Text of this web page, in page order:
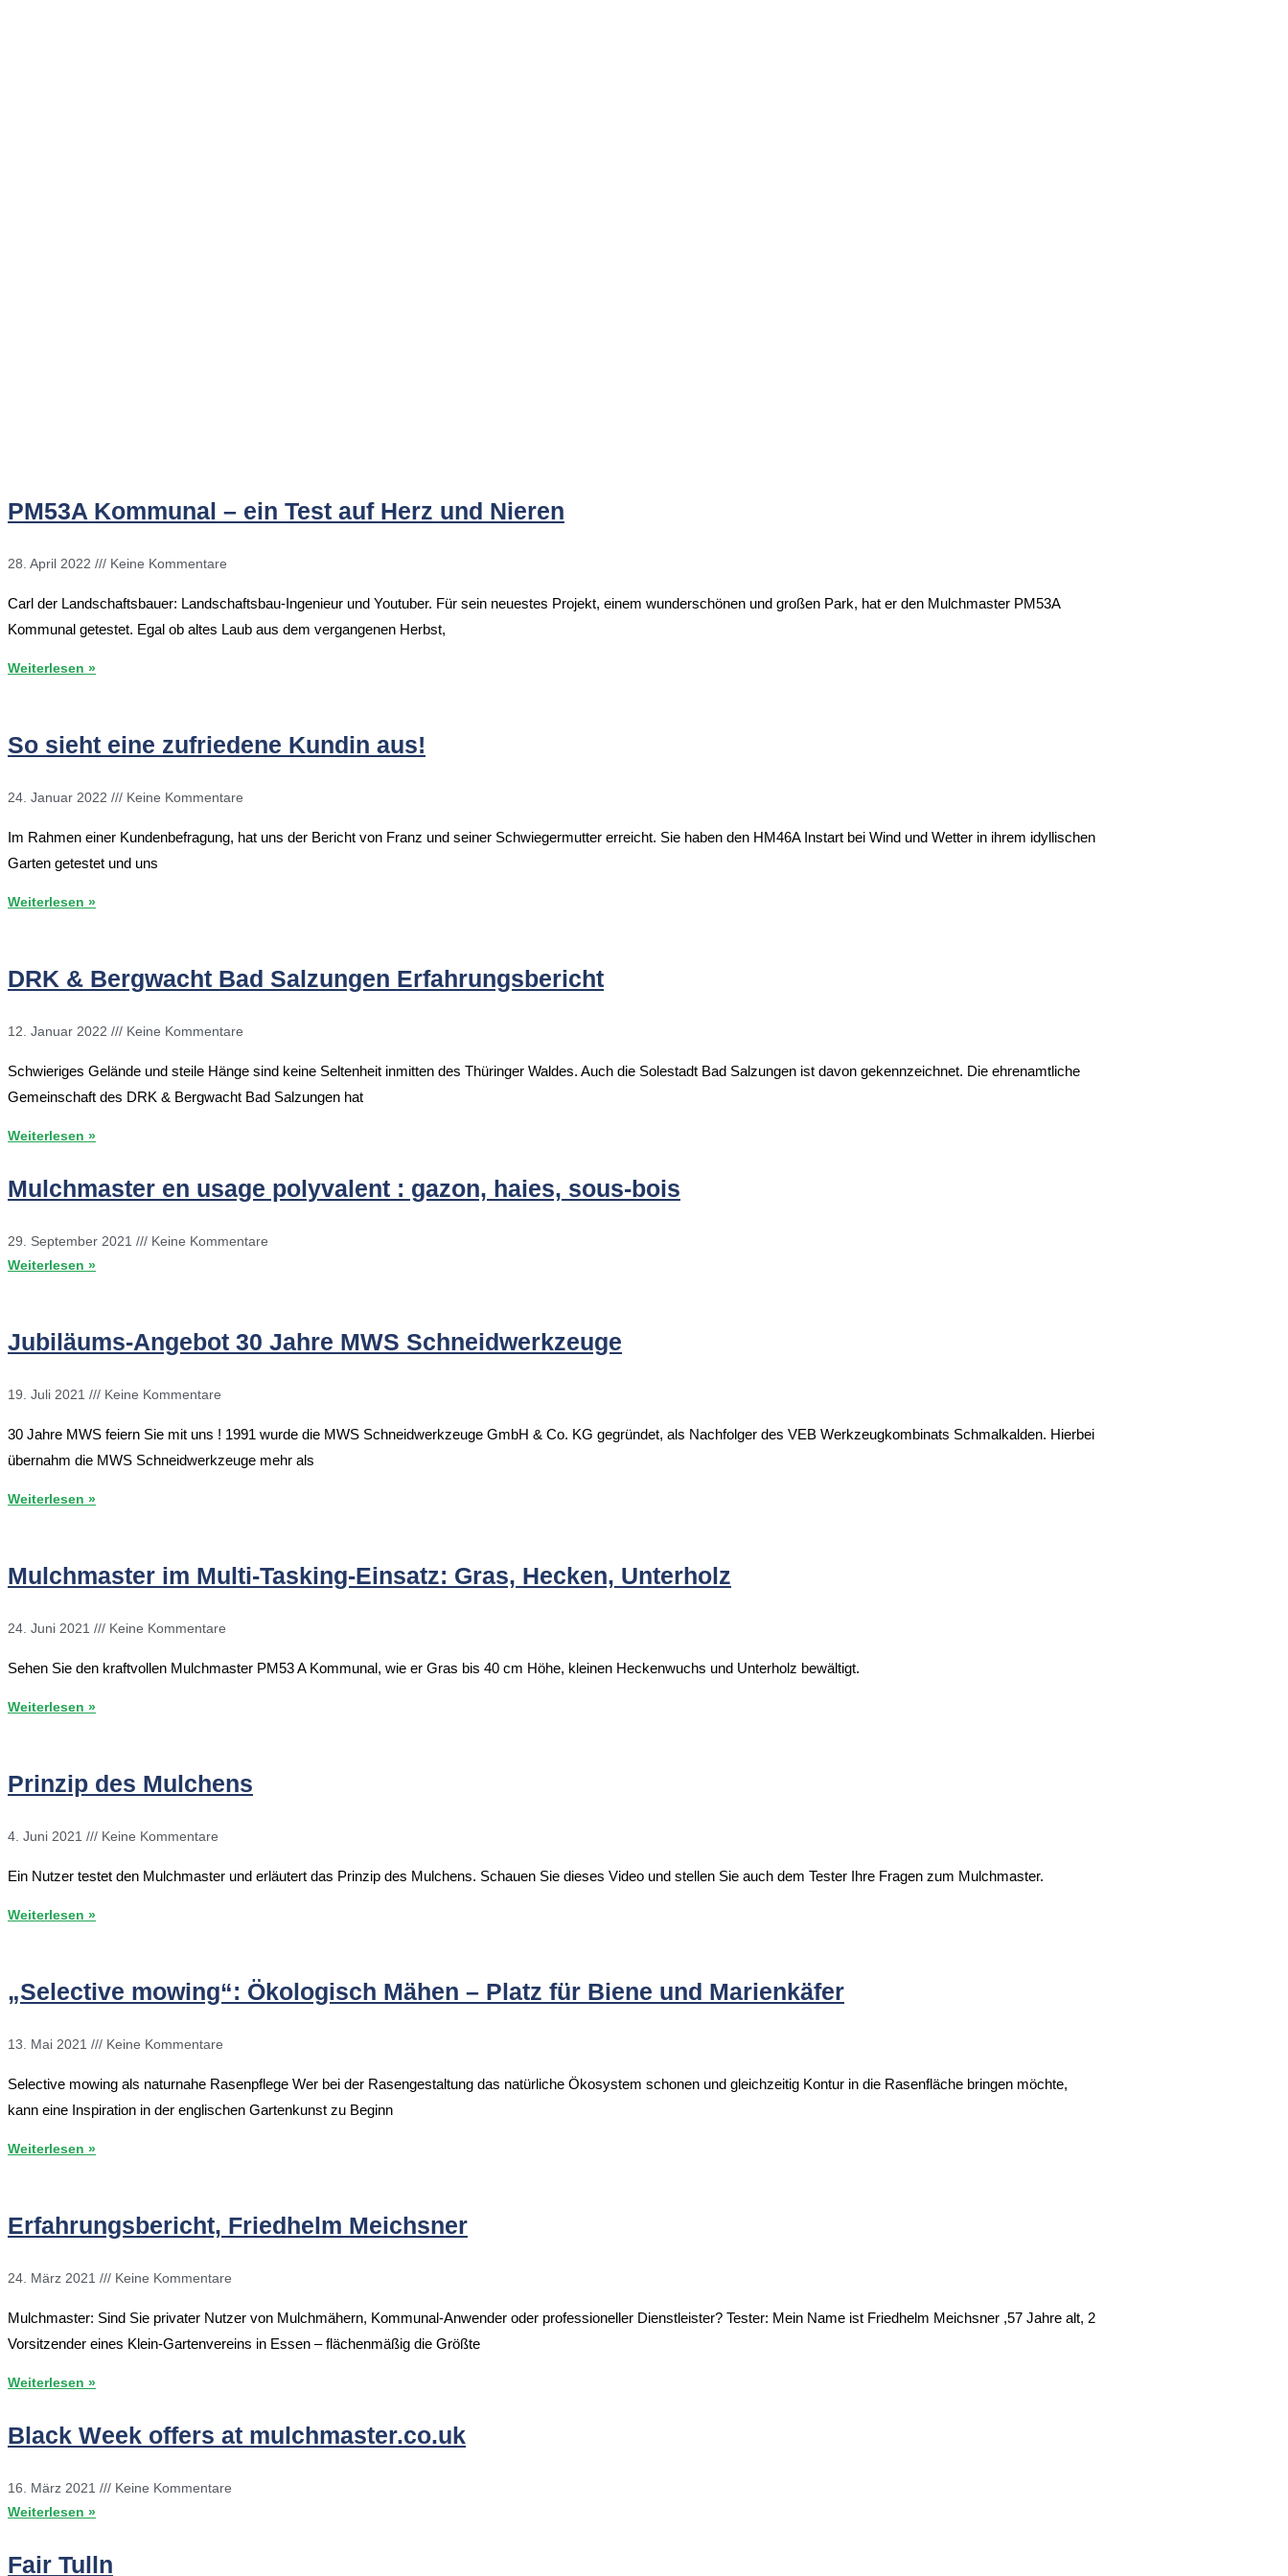
PM53A Kommunal – ein Test auf Herz und Nieren
28. April 2022 Keine Kommentare
Carl der Landschaftsbauer: Landschaftsbau-Ingenieur und Youtuber. Für sein neuestes Projekt, einem wunderschönen und großen Park, hat er den Mulchmaster PM53A
Kommunal getestet. Egal ob altes Laub aus dem vergangenen Herbst,
Weiterlesen »
So sieht eine zufriedene Kundin aus!
24. Januar 2022 Keine Kommentare
Im Rahmen einer Kundenbefragung, hat uns der Bericht von Franz und seiner Schwiegermutter erreicht. Sie haben den HM46A Instart bei Wind und Wetter in ihrem idyllischen
Garten getestet und uns
Weiterlesen »
DRK & Bergwacht Bad Salzungen Erfahrungsbericht
12. Januar 2022 Keine Kommentare
Schwieriges Gelände und steile Hänge sind keine Seltenheit inmitten des Thüringer Waldes. Auch die Solestadt Bad Salzungen ist davon gekennzeichnet. Die ehrenamtliche
Gemeinschaft des DRK & Bergwacht Bad Salzungen hat
Weiterlesen »
Mulchmaster en usage polyvalent : gazon, haies, sous-bois
29. September 2021
Keine Kommentare
Weiterlesen »
Jubiläums-Angebot 30 Jahre MWS Schneidwerkzeuge
19. Juli 2021 Keine Kommentare
30 Jahre MWS feiern Sie mit uns ! 1991 wurde die MWS Schneidwerkzeuge GmbH & Co. KG gegründet, als Nachfolger des VEB Werkzeugkombinats Schmalkalden. Hierbei
übernahm die MWS Schneidwerkzeuge mehr als
Weiterlesen »
Mulchmaster im Multi-Tasking-Einsatz: Gras, Hecken, Unterholz
24. Juni 2021 Keine Kommentare
Sehen Sie den kraftvollen Mulchmaster PM53 A Kommunal, wie er Gras bis 40 cm Höhe, kleinen Heckenwuchs und Unterholz bewältigt.
Weiterlesen »
Prinzip des Mulchens
4. Juni 2021 Keine Kommentare
Ein Nutzer testet den Mulchmaster und erläutert das Prinzip des Mulchens. Schauen Sie dieses Video und stellen Sie auch dem Tester Ihre Fragen zum Mulchmaster.
Weiterlesen »
„Selective mowing“: Ökologisch Mähen – Platz für Biene und Marienkäfer
13. Mai 2021 Keine Kommentare
Selective mowing als naturnahe Rasenpflege Wer bei der Rasengestaltung das natürliche Ökosystem schonen und gleichzeitig Kontur in die Rasenfläche bringen möchte,
kann eine Inspiration in der englischen Gartenkunst zu Beginn
Weiterlesen »
Erfahrungsbericht, Friedhelm Meichsner
24. März 2021 Keine Kommentare
Mulchmaster: Sind Sie privater Nutzer von Mulchmähern, Kommunal-Anwender oder professioneller Dienstleister? Tester: Mein Name ist Friedhelm Meichsner ,57 Jahre alt, 2
Vorsitzender eines Klein-Gartenvereins in Essen – flächenmäßig die Größte
Weiterlesen »
Black Week offers at mulchmaster.co.uk
16. März 2021
Keine Kommentare
Weiterlesen »
Fair Tulln